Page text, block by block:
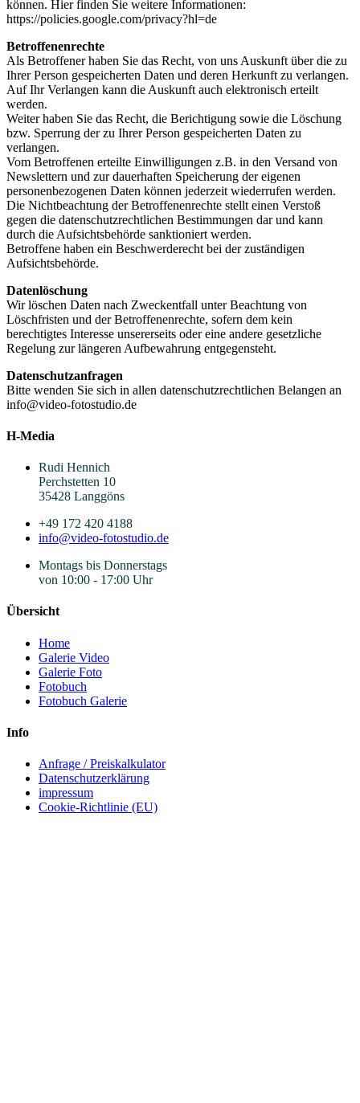
können. Hier finden Sie weitere Informationen:
https://policies.google.com/privacy?hl=de
Betroffenenrechte
Als Betroffener haben Sie das Recht, von uns Auskunft über die zu
Ihrer Person gespeicherten Daten und deren Herkunft zu verlangen.
Auf Ihr Verlangen kann die Auskunft auch elektronisch erteilt
werden.
Weiter haben Sie das Recht, die Berichtigung sowie die Löschung
bzw. Sperrung der zu Ihrer Person gespeicherten Daten zu
verlangen.
Vom Betroffenen erteilte Einwilligungen z.B. in den Versand von
Newslettern und zur dauerhaften Speicherung der eigenen
personenbezogenen Daten können jederzeit wiederrufen werden.
Die Nichtbeachtung der Betroffenenrechte stellt einen Verstoß
gegen die datenschutzrechtlichen Bestimmungen dar und kann
durch die Aufsichtsbehörde sanktioniert werden.
Betroffene haben ein Beschwerderecht bei der zuständigen
Aufsichtsbehörde.
Datenlöschung
Wir löschen Daten nach Zweckentfall unter Beachtung von
Löschfristen und der Betroffenenrechte, sofern dem kein
berechtigtes Interesse unsererseits oder eine andere gesetzliche
Regelung zur längeren Aufbewahrung entgegensteht.
Datenschutzanfragen
Bitte wenden Sie sich in allen datenschutzrechtlichen Belangen an
info@video-fotostudio.de
H-Media
Rudi Hennich
Perchstetten 10
35428 Langgöns
+49 172 420 4188
info@video-fotostudio.de
Montags bis Donnerstags
von 10:00 - 17:00 Uhr
Übersicht
Home
Galerie Video
Galerie Foto
Fotobuch
Fotobuch Galerie
Info
Anfrage / Preiskalkulator
Datenschutzerklärung
impressum
Cookie-Richtlinie (EU)